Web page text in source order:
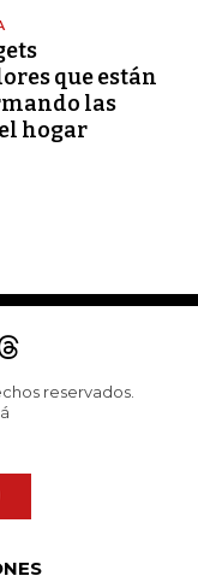
que están
las
hogar
reservados.